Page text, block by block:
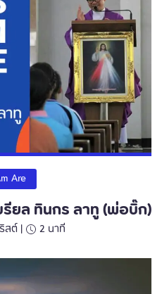
Are
ยล ทินกร ลาทู (พ่อบิ๊ก)
สต์ | 2 นาที